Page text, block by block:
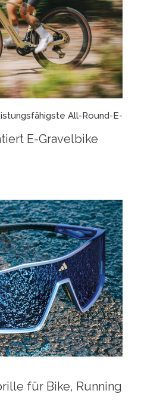
All-Round-E-
E-Gravelbike
für Bike, Running